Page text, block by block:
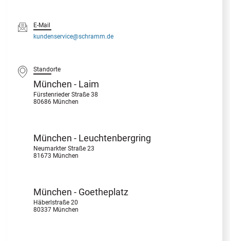
E-Mail
kundenservice@schramm.de
Standorte
München - Laim
Fürstenrieder Straße 38
80686 München
München - Leuchtenbergring
Neumarkter Straße 23
81673 München
München - Goetheplatz
Häberlstraße 20
80337 München